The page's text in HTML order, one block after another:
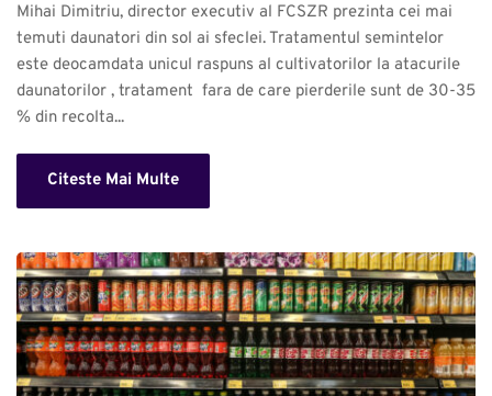
Mihai Dimitriu, director executiv al FCSZR prezinta cei mai
temuti daunatori din sol ai sfeclei. Tratamentul semintelor
este deocamdata unicul raspuns al cultivatorilor la atacurile
daunatorilor , tratament  fara de care pierderile sunt de 30-35
% din recolta...
Citeste Mai Multe